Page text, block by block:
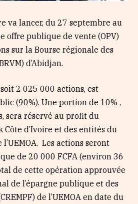
va lancer, du 27 septembre au
offre publique de vente (OPV)
sur la Bourse régionale des
d’Abidjan.
soit 2 025 000 actions, est
(90%). Une portion de 10% ,
sera réservé au profit du
Côte d’Ivoire et des entités du
Les actions seront
de 20 000 FCFA (environ 36
de cette opération approuvée
de l’épargne publique et des
de l’UEMOA en date du